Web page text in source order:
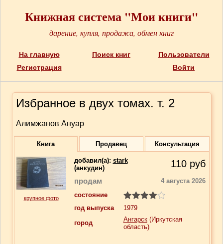
Книжная система "Мои книги"
дарение, купля, продажа, обмен книг
На главную Поиск книг
Пользователи
Регистрация
Войти
Избранное в двух томах. т. 2
Алимжанов Ануар
Книга Продавец Консультация
крупное фото
добавил(a): stark
(анкудин)
110 руб
продам
4 августа 2026
состояние
год выпуска
1979
город
Ангарск(Иркутская
область)